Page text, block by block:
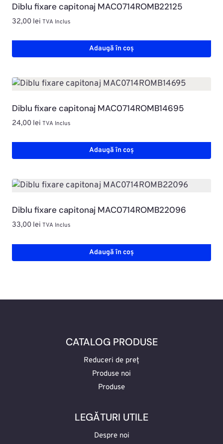
Diblu fixare capitonaj MAC0714ROMB22125
32,00 lei TVA Inclus
Adaugă în coș
Diblu fixare capitonaj MAC0714ROMB14695
24,00 lei TVA Inclus
Adaugă în coș
Diblu fixare capitonaj MAC0714ROMB22096
33,00 lei TVA Inclus
Adaugă în coș
CATALOG PRODUSE
Reduceri de preț
Produse noi
Produse
LEGĂTURI UTILE
Despre noi